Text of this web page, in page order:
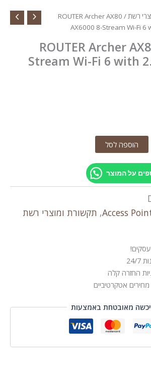
רשת
/ ROUTER Archer AX80
AX6000 8-Stream Wi-Fi 6
ROUTER Archer
Stream Wi-Fi 6 with
הוספה לסל
על המוצר
Access
, תקשורת ומוצרי רשת
7
החזרה קלה
אטקרטיביים
מאובטחת באמצעות